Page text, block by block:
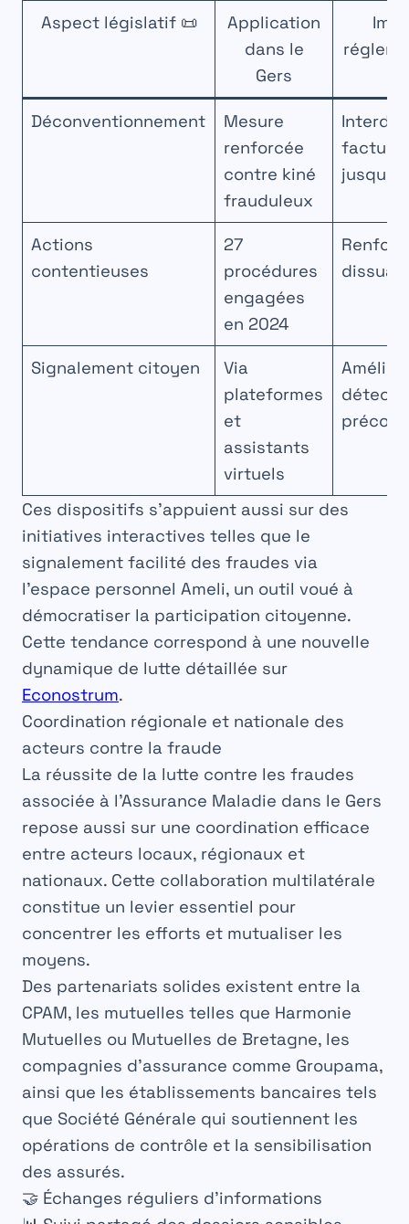
Aspect législatif 📜
Application
dans le
Gers
Déconventionnement
Mesure
renforcée
contre kiné
frauduleux
Actions
contentieuses
27
procédures
engagées
en 2024
Signalement citoyen
Via
plateformes
et
assistants
virtuels
précoce
Ces dispositifs s’appuient aussi sur des
initiatives interactives telles que le
signalement facilité des fraudes via
l’espace personnel Ameli, un outil voué à
démocratiser la participation citoyenne.
Cette tendance correspond à une nouvelle
dynamique de lutte détaillée sur
Econostrum.
Coordination régionale et nationale des
acteurs contre la fraude
La réussite de la lutte contre les fraudes
associée à l’Assurance Maladie dans le Gers
repose aussi sur une coordination efficace
entre acteurs locaux, régionaux et
nationaux. Cette collaboration multilatérale
constitue un levier essentiel pour
concentrer les efforts et mutualiser les
moyens.
Des partenariats solides existent entre la
CPAM, les mutuelles telles que Harmonie
Mutuelles ou Mutuelles de Bretagne, les
compagnies d’assurance comme Groupama,
ainsi que les établissements bancaires tels
que Société Générale qui soutiennent les
opérations de contrôle et la sensibilisation
des assurés.
🤝 Échanges réguliers d’informations